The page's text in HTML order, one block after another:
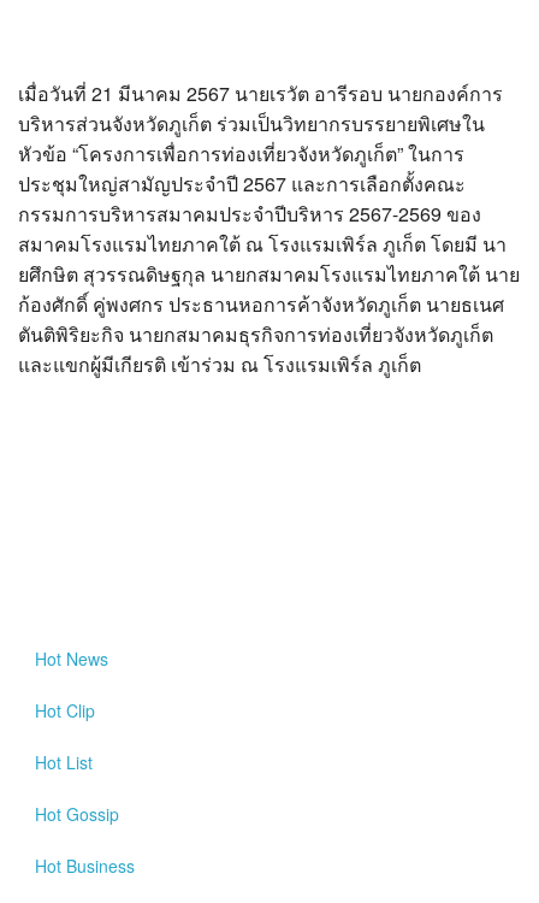
เมื่อวันที่ 21 มีนาคม 2567 นายเรวัต อารีรอบ นายกองค์การ
บริหารส่วนจังหวัดภูเก็ต ร่วมเป็นวิทยากรบรรยายพิเศษใน
หัวข้อ “โครงการเพื่อการท่องเที่ยวจังหวัดภูเก็ต” ในการ
ประชุมใหญ่สามัญประจำปี 2567 และการเลือกตั้งคณะ
กรรมการบริหารสมาคมประจำปีบริหาร 2567-2569 ของ
สมาคมโรงแรมไทยภาคใต้ ณ โรงแรมเพิร์ล ภูเก็ต โดยมี นา
ยศึกษิต สุวรรณดิษฐกุล นายกสมาคมโรงแรมไทยภาคใต้ นาย
ก้องศักดิ์ คู่พงศกร ประธานหอการค้าจังหวัดภูเก็ต นายธเนศ
ตันติพิริยะกิจ นายกสมาคมธุรกิจการท่องเที่ยวจังหวัดภูเก็ต
และแขกผู้มีเกียรติ เข้าร่วม ณ โรงแรมเพิร์ล ภูเก็ต
Hot News
Hot Clip
Hot List
Hot Gossip
Hot Business